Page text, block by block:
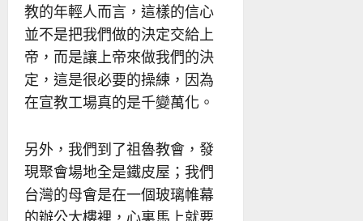
教的年輕人而言，這樣的信心
並不是把我們做的決定交給上
帝，而是讓上帝來做我們的決
定，這是很必要的操練，因為
在宣教工場真的是千變萬化。
另外，我們到了祖魯教會，發
現聚會場地全是鐵皮屋；我們
台灣的母會是在一個玻璃帷幕